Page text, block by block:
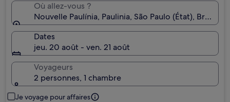
Où allez-vous ?
Nouvelle Paulínia, Paulinia, São Paulo (État), Brésil
Dates
jeu. 20 août - ven. 21 août
Voyageurs
2 personnes, 1 chambre
Je voyage pour affaires